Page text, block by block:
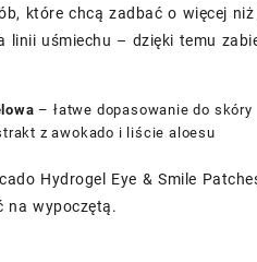
które chcą zadbać o więcej
linii uśmiechu – dzięki temu
– łatwe dopasowanie do skóry
z awokado i liście aloesu
Hydrogel Eye & Smile
na wypoczętą.